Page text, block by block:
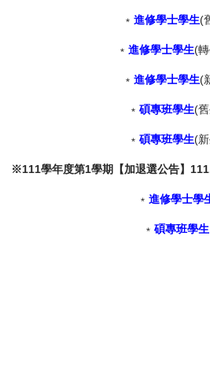
﹡ 進修學士學生(
﹡ 進修學士學生(
﹡ 進修學士學生(
﹡ 碩專班學生(
﹡ 碩專班學生(
※111學年度第1學期【加退選公告】
﹡ 進修學士學
﹡ 碩專班學生